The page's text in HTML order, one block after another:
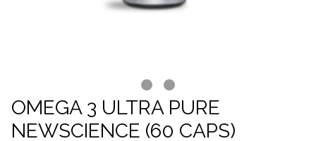
OMEGA 3 ULTRA PURE
NEWSCIENCE (60 CAPS)